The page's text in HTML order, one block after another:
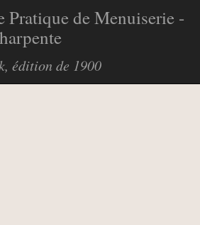
de Menuiserie -
édition de 1900